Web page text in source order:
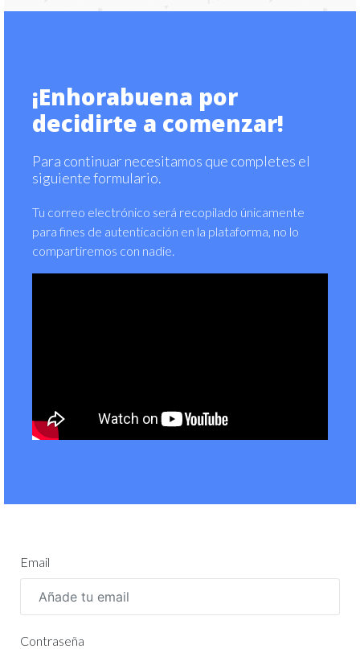
¡Enhorabuena por
decidirte a comenzar!
Para continuar necesitamos que completes el
siguiente formulario.
Tu correo electrónico será recopilado únicamente
para fines de autenticación en la plataforma, no lo
compartiremos con nadie.
Email
Contraseña